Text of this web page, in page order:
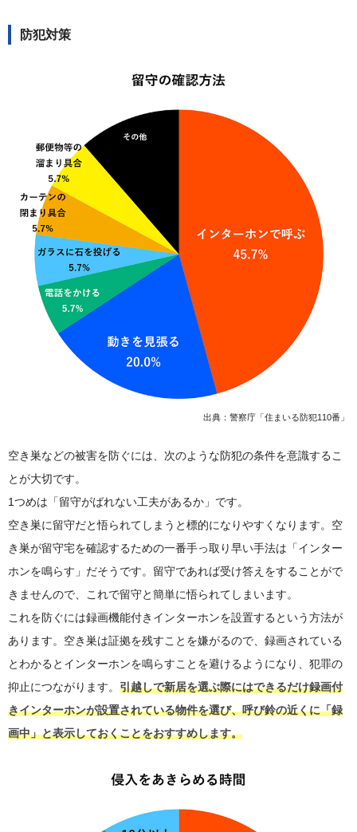
防犯対策
出典：警察庁「住まいる防犯110番」
空き巣などの被害を防ぐには、次のような防犯の条件を意識するこ
とが大切です。
1つめは「留守がばれない工夫があるか」です。
空き巣に留守だと悟られてしまうと標的になりやすくなります。空
き巣が留守宅を確認するための一番手っ取り早い手法は「インター
ホンを鳴らす」だそうです。留守であれば受け答えをすることがで
きませんので、これで留守と簡単に悟られてしまいます。
これを防ぐには録画機能付きインターホンを設置するという方法が
あります。空き巣は証拠を残すことを嫌がるので、録画されている
とわかるとインターホンを鳴らすことを避けるようになり、犯罪の
抑止につながります。 引越しで新居を選ぶ際にはできるだけ録画付
きインターホンが設置されている物件を選び、呼び鈴の近くに「録
画中」と表示しておくことをおすすめします。